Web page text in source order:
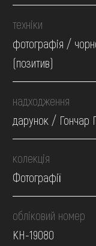
техніки
фотографія /
(позитив)
надходження
дарунок / Гончар
колекція
Фотографії
обліковий номер
КН-19080